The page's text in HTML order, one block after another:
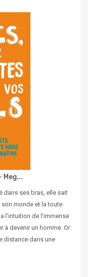
dans ses bras, elle sait
monde et la toute
l’intuition de l’immense
à devenir un homme. Or
distance dans une